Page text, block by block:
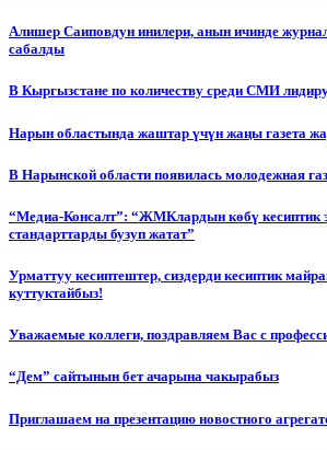
Алишер Саиповдун инилери, анын ичинде
сабалды
В Кыргызстане по количеству среди СМИ
Нарын областында жаштар үчүн жаңы газета
В Нарынской области появилась молодежная
“Медиа-Консалт”: “ЖМКлардын көбү кесиптик
стандарттарды бузуп жатат”
Урматтуу кесиптештер, сиздерди кесиптик
куттуктайбыз!
Уважаемые коллеги, поздравляем Вас с
“Дем” сайтынын бет ачарына чакырабыз
Приглашаем на презентацию новостного